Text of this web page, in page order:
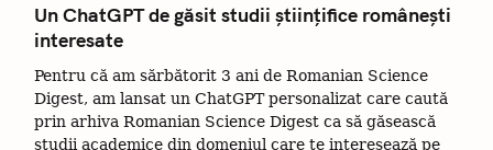
T
E
G
O
R
I
I
Un ChatGPT de găsit studii științifice românești
interesate
Pentru că am sărbătorit 3 ani de Romanian Science
Digest, am lansat un ChatGPT personalizat care caută
prin arhiva Romanian Science Digest ca să găsească
studii academice din domeniul care te interesează pe